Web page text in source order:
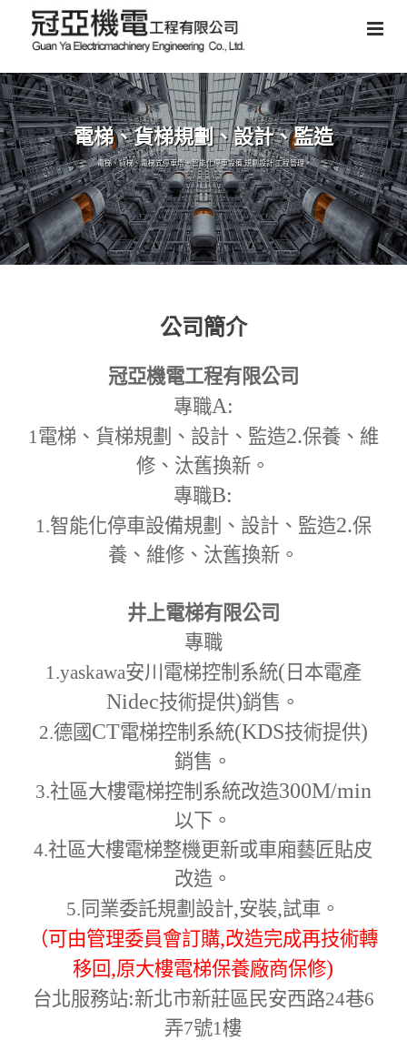
電梯、貨梯規劃、設計、監造
電梯、貨梯、電梯式停車塔、智能化停車設備,規劃設計,工程管理。
公司簡介
冠亞機電工程有限公司
專職A:
1電梯、貨梯規劃、設計、監造2.保養、維
修、汰舊換新。
專職B:
1.智能化停車設備規劃、設計、監造2.保
養、維修、汰舊換新。
井上電梯有限公司
專職
1.yaskawa安川電梯控制系統( 日本電產
Nidec技術提供)銷售。
2.德國 CT電梯控制系統(KDS技術提供)
銷售。
3.社區大樓電梯控制系統改造300M/min
以下。
4.社區大樓電梯整機更新或車廂藝匠貼皮
改造。
5. 同業委託規劃設計,安裝,試車。
（可由管理委員會訂購,改造完成再技術轉
移回,原大樓電梯保養廠商保修)
台北服務站:新北市新莊區民安西路24巷6
弄7號1樓